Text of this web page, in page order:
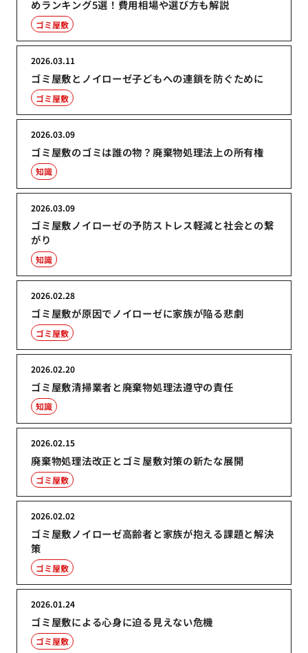
めランキング5選！費用相場や選び方も解説
ゴミ屋敷
ゴミ屋敷とノイローゼ子どもへの連鎖を防ぐために
2026.03.11
ゴミ屋敷
ゴミ屋敷のゴミは誰の物？廃棄物処理法上の所有権
2026.03.09
知識
ゴミ屋敷ノイローゼの予防ストレス軽減と社会との繋
がり
2026.03.09
知識
ゴミ屋敷が原因でノイローゼに家族が陥る悲劇
2026.02.28
ゴミ屋敷
ゴミ屋敷清掃業者と廃棄物処理法遵守の責任
2026.02.20
知識
廃棄物処理法改正とゴミ屋敷対策の新たな展開
2026.02.15
ゴミ屋敷
ゴミ屋敷ノイローゼ高齢者と家族が抱える課題と解決
策
2026.02.02
ゴミ屋敷
ゴミ屋敷による心身に迫る見えない危機
2026.01.24
ゴミ屋敷